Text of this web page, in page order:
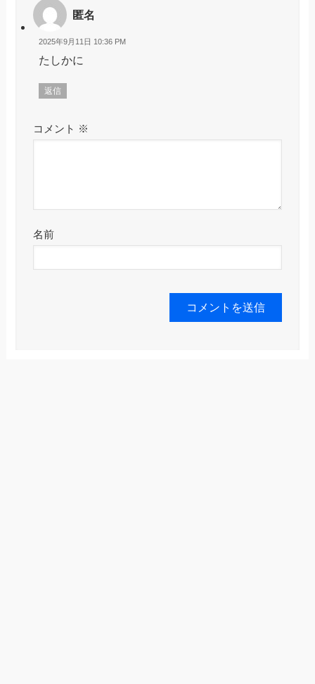
匿名
2025年9月11日 10:36 PM
たしかに
返信
コメント ※
名前